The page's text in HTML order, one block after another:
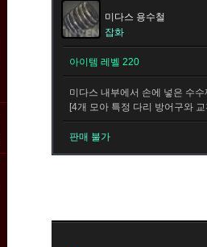
미다스 용수철
잡화
아이템 레벨 220
미다스 내부에서 손에 넣은 수
[4개 모아 특정 다리 방어구와
판매 불가